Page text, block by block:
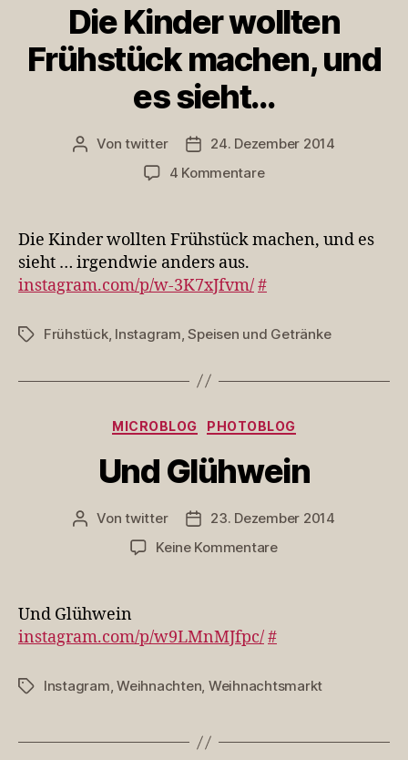
Die Kinder wollten
Frühstück machen, und
es sieht…
Beitragsautor
Vontwitter Veröffentlichungsdatum
24. Dezember 2014
4 Kommentarezu
wollten
Frühstück
und
sieht…
Die Kinder wollten Frühstück machen, und es
sieht … irgendwie anders aus.
instagram.com/p/w-3K7xJfvm/#
Schlagwörter
Frühstück, Instagram ,Speisen und Getränke
Kategorien
MICROBLOG PHOTOBLOG
Und Glühwein
Beitragsautor
Vontwitter Veröffentlichungsdatum
23. Dezember 2014
Keine Kommentarezu
Und Glühwein
instagram.com/p/w9LMnMJfpc/#
Schlagwörter
Instagram,Weihnachten, Weihnachtsmarkt